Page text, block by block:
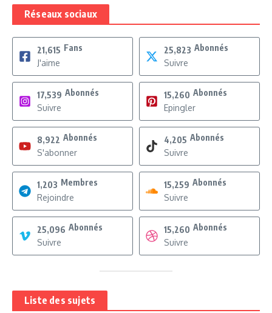
Réseaux sociaux
21,615 Fans
J'aime
25,823 Abonnés
Suivre
17,539 Abonnés
Suivre
15,260 Abonnés
Epingler
8,922 Abonnés
S'abonner
4,205 Abonnés
Suivre
1,203 Membres
Rejoindre
15,259 Abonnés
Suivre
25,096 Abonnés
Suivre
15,260 Abonnés
Suivre
Liste des sujets